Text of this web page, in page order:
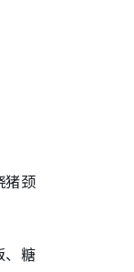
猪颈
、糖